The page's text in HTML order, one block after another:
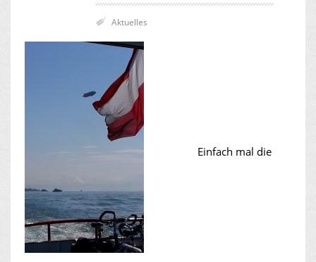
Aktuelles
Einfach mal die